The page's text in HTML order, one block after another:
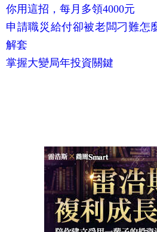
你用這招，每月多領4000元
申請職災給付卻被老闆刁難怎
解套
掌握大變局年投資關鍵